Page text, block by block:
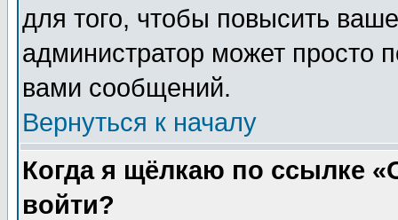
для того, чтобы повысить
администратор может просто
вами сообщений.
Вернуться к началу
Когда я щёлкаю по ссылке
войти?